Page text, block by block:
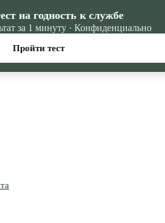
на годность к службе
за 1 минуту · Конфиденциально
Пройти тест